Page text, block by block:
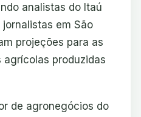
analistas do Itaú
jornalistas em São
projeções para as
produzidas
de agronegócios do